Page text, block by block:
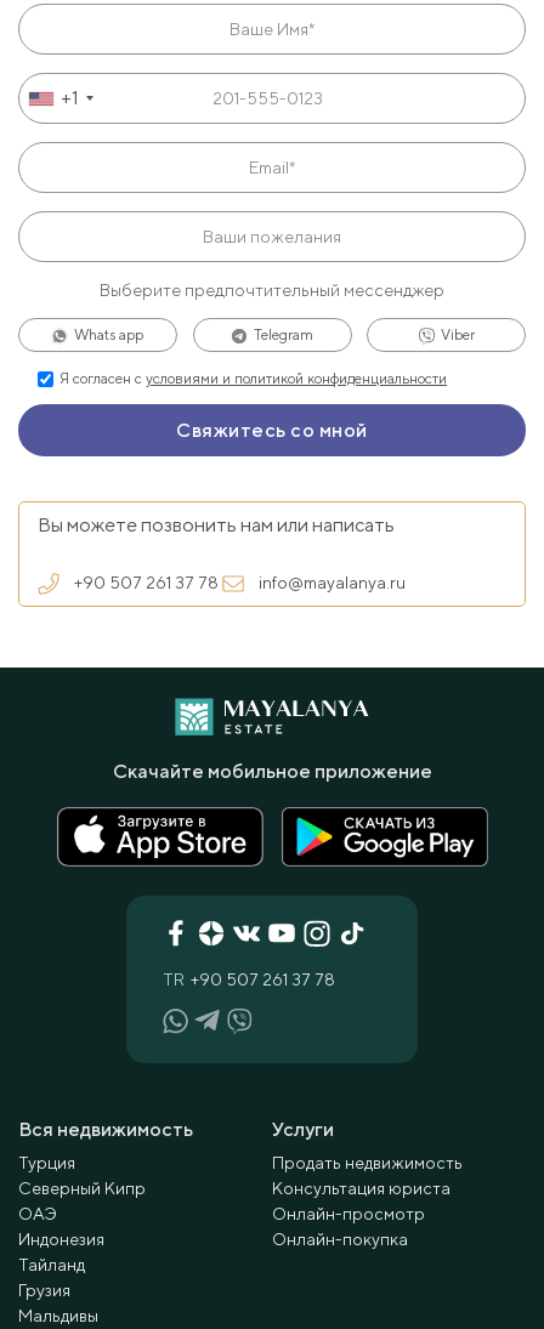
+1
Выберите предпочтительный мессенджер
Whats app Telegram Viber
Я согласен с условиями и политикой конфиденциальности
Вы можете позвонить нам или написать
+90 507 261 37 78 info@mayalanya.ru
Вся недвижимость
Турция
Северный Кипр
ОАЭ
Индонезия
Тайланд
Грузия
Мальдивы
Услуги
Продать недвижимость
Консультация юриста
Онлайн-просмотр
Онлайн-покупка
TR +90 507 261 37 78
Скачайте мобильное приложение